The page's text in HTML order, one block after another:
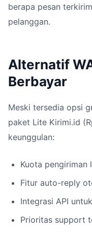
berapa pesan
pelanggan.
Alternatif
Berbayar
Meski tersedia opsi
paket Lite Kirimi.id
keunggulan:
Kuota pengiriman
Fitur auto-reply
Integrasi API
Prioritas support